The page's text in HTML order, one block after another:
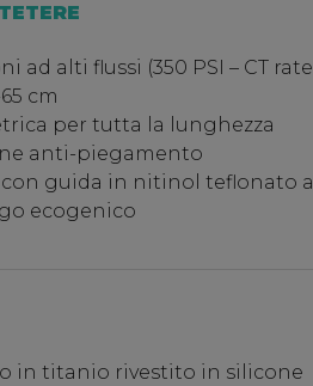
ad alti flussi (350 PSI – CT
cm
per tutta la lunghezza
anti-piegamento
guida in nitinol teflonato
ecogenico
in titanio rivestito in silicone